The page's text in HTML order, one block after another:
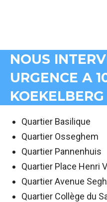
NOUS
URGENCE A
KOEKELBERG
Quartier Basilique
Quartier Osseghem
Quartier Pannenhuis
Quartier Place Henri
Quartier Avenue
Quartier Collège du